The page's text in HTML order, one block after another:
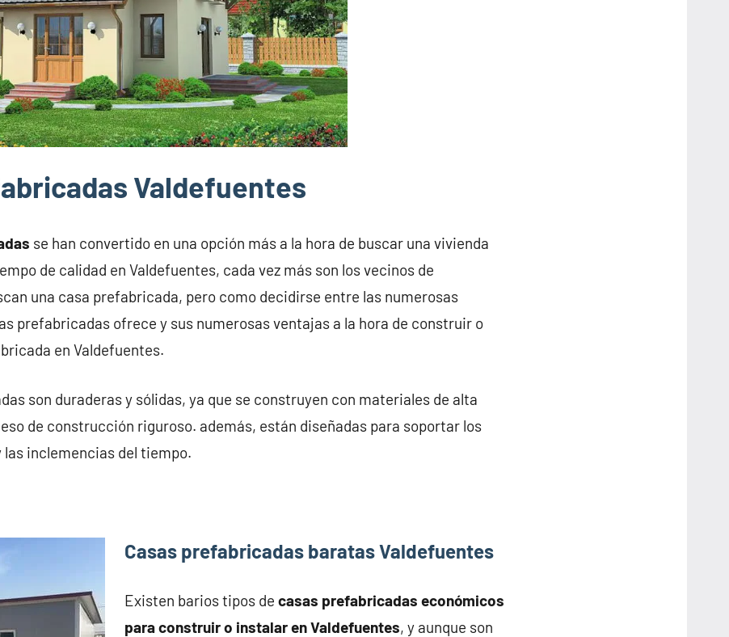
Valdefuentes
se han convertido en una opción más a la hora de buscar una vivienda
de calidad en Valdefuentes, cada vez más son los vecinos de
una casa prefabricada, pero como decidirse entre las numerosas
prefabricadas ofrece y sus numerosas ventajas a la hora de construir o
en Valdefuentes.
son duraderas y sólidas, ya que se construyen con materiales de alta
de construcción riguroso. además, están diseñadas para soportar los
inclemencias del tiempo.
Casas prefabricadas baratas Valdefuentes
Existen barios tipos de casas prefabricadas económicos
para construir o instalar en Valdefuentes, y aunque son